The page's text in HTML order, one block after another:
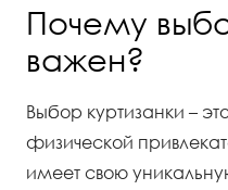
Почему
важен?
Выбор куртизанки –
физической
имеет свою